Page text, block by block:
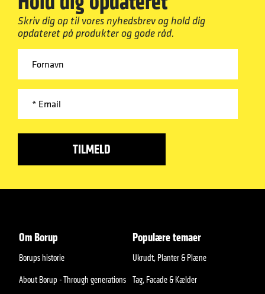
Skriv dig op til vores nyhedsbrev og hold dig
opdateret på produkter og gode råd.
Om Borup
Borups historie
About Borup - Through generations
Populære temaer
Ukrudt, Planter & Plæne
Tag, Facade & Kælder